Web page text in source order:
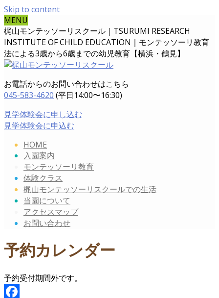
Skip to content
MENU
梶山モンテッソーリスクール｜TSURUMI RESEARCH
INSTITUTE OF CHILD EDUCATION｜ モンテッソーリ教育
法による3歳から6歳までの幼児教育【横浜・鶴見】
お電話からのお問い合わせはこちら
045-583-4620 (平日14:00〜16:30)
見学体験会に申し込む
見学体験会に申込む
HOME
入園案内
モンテッソーリ教育
体験クラス
梶山モンテッソーリスクールでの生活
当園について
アクセスマップ
お問い合わせ
予約カレンダー
予約受付期間外です。